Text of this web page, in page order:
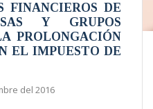
FINANCIEROS DE
Y GRUPOS
PROLONGACIÓN
EL IMPUESTO DE
del 2016